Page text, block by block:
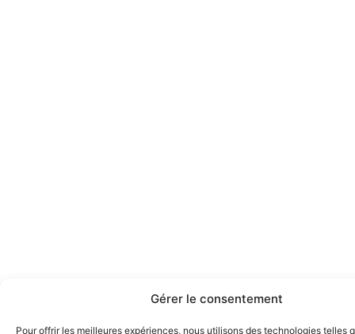
Gérer le consentement
Pour offrir les meilleures expériences, nous utilisons des technologies telles